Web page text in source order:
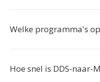
Welke programma's
Hoe snel is DDS-naar-